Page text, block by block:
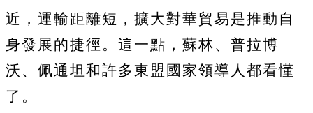
近，運輸距離短，擴大對華貿易是推動自
身發展的捷徑。這一點，蘇林、普拉博
沃、佩通坦和許多東盟國家領導人都看懂
了。